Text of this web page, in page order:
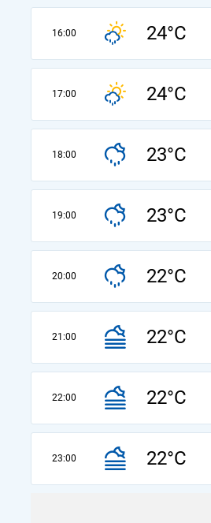
16:00 24°C
17:00 24°C
18:00 23°C
19:00 23°C
20:00 22°C
21:00 22°C
22:00 22°C
23:00 22°C